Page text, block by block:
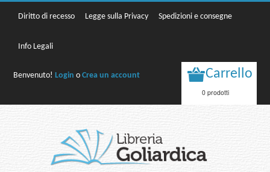
Diritto di recesso Legge sulla Privacy Spedizioni e consegne
Info Legali
Benvenuto!Login oCrea un account Carrello
0 prodotti